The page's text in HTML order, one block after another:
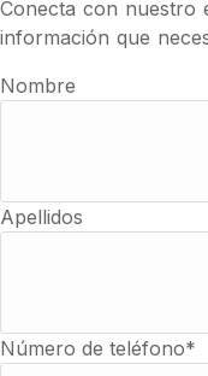
Conecta con nuestro
información que
Nombre
Apellidos
Número de teléfono*